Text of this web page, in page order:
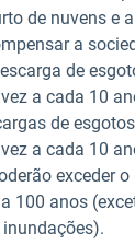
de nuvens e
a
de
a cada 10
de
a cada 10
exceder
100 anos